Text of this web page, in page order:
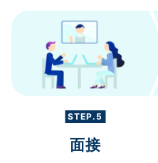
STEP.5
面接